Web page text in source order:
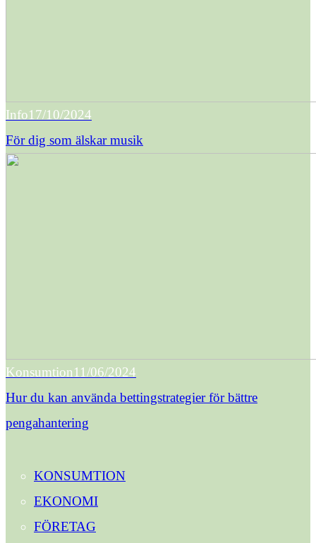
Info17/10/2024
För dig som älskar musik
Konsumtion11/06/2024
Hur du kan använda bettingstrategier för bättre
pengahantering
KONSUMTION
EKONOMI
FÖRETAG